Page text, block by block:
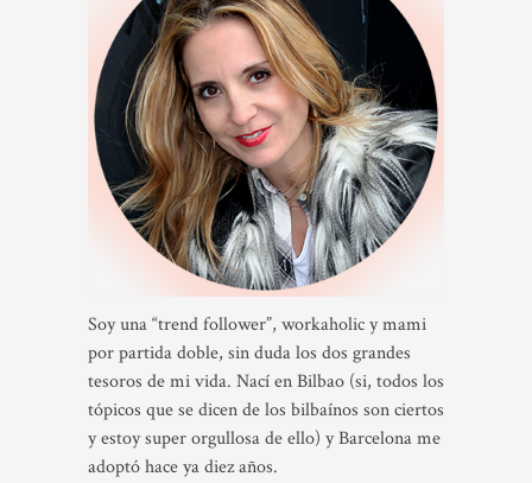
Soy una “trend follower”, workaholic y mami
por partida doble, sin duda los dos grandes
tesoros de mi vida. Nací en Bilbao (si, todos los
tópicos que se dicen de los bilbaínos son ciertos
y estoy super orgullosa de ello) y Barcelona me
adoptó hace ya diez años.